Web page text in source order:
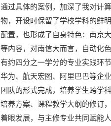
过具体的案例，加深了我对计
，开设时保留了学校学科的鲜
置，也形成了自身特色：南京
内容，对南信大而言，自动化
约四分之一学分的专业实践环
为、航天宏图、阿里巴巴等企
队的形式完成，培养学生跨学
养方案、课程教学大纲的修订
眼发展，与主修专业共同赋能